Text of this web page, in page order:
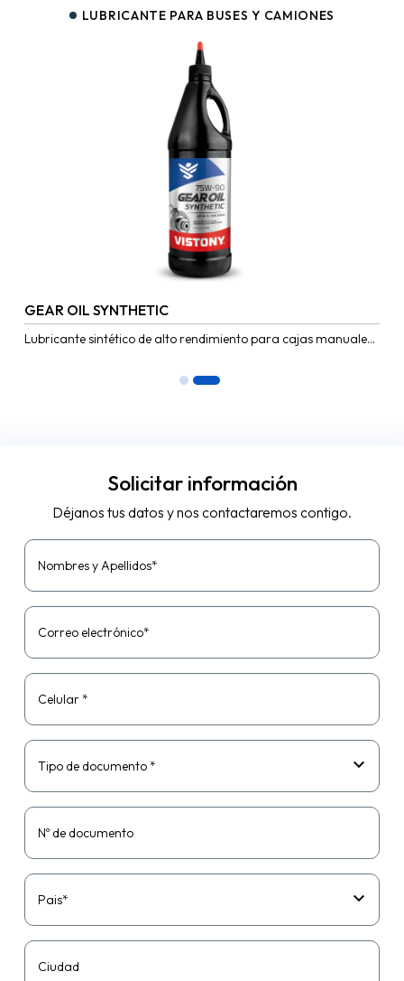
LUBRICANTE PARA BUSES Y CAMIONES
GEAR OIL SYNTHETIC
Lubricante sintético de alto rendimiento para cajas manuales
Solicitar información
Déjanos tus datos y nos contactaremos contigo.
Nombres y Apellidos*
Correo electrónico*
Celular *
Tipo de documento *
Nº de documento
Pais*
Ciudad